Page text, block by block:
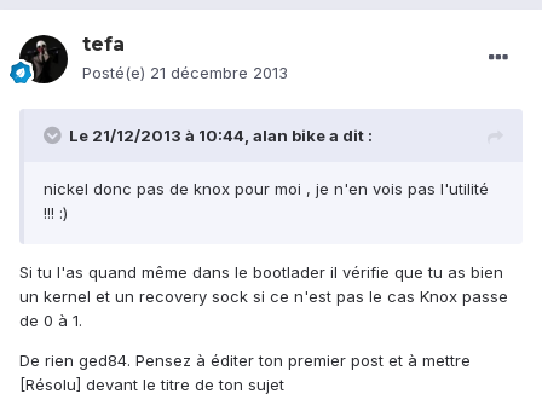
tefa
Posté(e) 21 décembre 2013
Le 21/12/2013 à 10:44, alan bike a dit :
nickel donc pas de knox pour moi , je n'en vois pas l'utilité
!!! :)
Si tu l'as quand même dans le bootlader il vérifie que tu as bien
un kernel et un recovery sock si ce n'est pas le cas Knox passe
de 0 à 1.
De rien ged84. Pensez à éditer ton premier post et à mettre
[Résolu] devant le titre de ton sujet